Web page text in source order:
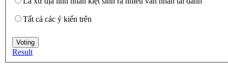
Tất cả các ý kiến trên
Result